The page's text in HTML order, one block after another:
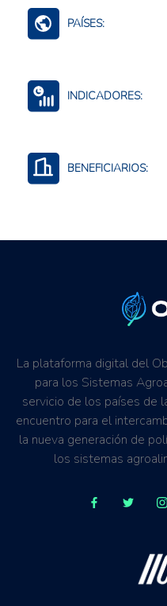
Comercio
PAÍSES:
INDICADORES:
Producción de
Uso o consumo de
BENEFICIARIOS:
La plataforma digital del
para los Sistemas
servicio de los países de
encuentro para el
la nueva generación de
los sistemas